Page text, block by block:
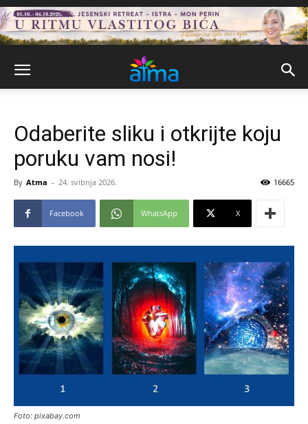
Odaberite sliku i otkrijte koju
poruku vam nosi!
By Atma - 24. svibnja 2026. 16665
Facebook WhatsApp X
Foto: pixabay.com